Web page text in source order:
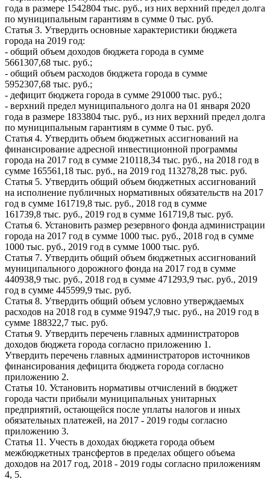
года в размере 1542804 тыс. руб., из них верхний предел долга
по муниципальным гарантиям в сумме 0 тыс. руб.
Статья 3. Утвердить основные характеристики бюджета
города на 2019 год:
- общий объем доходов бюджета города в сумме
5661307,68 тыс. руб.;
- общий объем расходов бюджета города в сумме
5952307,68 тыс. руб.;
- дефицит бюджета города в сумме 291000 тыс. руб.;
- верхний предел муниципального долга на 01 января 2020
года в размере 1833804 тыс. руб., из них верхний предел долга
по муниципальным гарантиям в сумме 0 тыс. руб.
Статья 4. Утвердить объем бюджетных ассигнований на
финансирование адресной инвестиционной программы
города на 2017 год в сумме 210118,34 тыс. руб., на 2018 год в
сумме 165561,18 тыс. руб., на 2019 год 113278,28 тыс. руб.
Статья 5. Утвердить общий объем бюджетных ассигнований
на исполнение публичных нормативных обязательств на 2017
год в сумме 161719,8 тыс. руб., 2018 год в сумме
161739,8 тыс. руб., 2019 год в сумме 161719,8 тыс. руб.
Статья 6. Установить размер резервного фонда администрации
города на 2017 год в сумме 1000 тыс. руб., 2018 год в сумме
1000 тыс. руб., 2019 год в сумме 1000 тыс. руб.
Статья 7. Утвердить общий объем бюджетных ассигнований
муниципального дорожного фонда на 2017 год в сумме
440938,9 тыс. руб., 2018 год в сумме 471293,9 тыс. руб., 2019
год в сумме 445599,9 тыс. руб.
Статья 8. Утвердить общий объем условно утверждаемых
расходов на 2018 год в сумме 91947,9 тыс. руб., на 2019 год в
сумме 188322,7 тыс. руб.
Статья 9. Утвердить перечень главных администраторов
доходов бюджета города согласно приложению 1.
Утвердить перечень главных администраторов источников
финансирования дефицита бюджета города согласно
приложению 2.
Статья 10. Установить нормативы отчислений в бюджет
города части прибыли муниципальных унитарных
предприятий, остающейся после уплаты налогов и иных
обязательных платежей, на 2017 - 2019 годы согласно
приложению 3.
Статья 11. Учесть в доходах бюджета города объем
межбюджетных трансфертов в пределах общего объема
доходов на 2017 год, 2018 - 2019 годы согласно приложениям
4, 5.